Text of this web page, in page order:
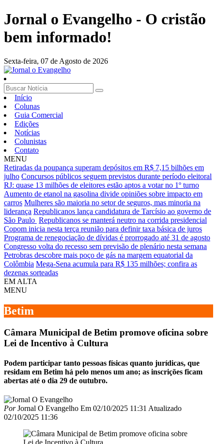
Jornal o Evangelho - O cristão
bem informado!
Sexta-feira, 07 de Agosto de 2026
Início
Colunas
Guia Comercial
Edições
Notícias
Colunistas
Contato
MENU
Retiradas da poupança superam depósitos em R$ 7,15 bilhões em
julho Concursos públicos seguem previstos durante período eleitoral
RJ: quase 13 milhões de eleitores estão aptos a votar no 1º turno
Aumento de etanol na gasolina divide opiniões sobre impacto em
carros Mulheres são maioria no setor de seguros, mas minoria na
liderança Republicanos lança candidatura de Tarcísio ao governo de
São Paulo Republicanos se manterá neutro na corrida presidencial
Copom inicia nesta terça reunião para definir taxa básica de juros
Programa de renegociação de dívidas é prorrogado até 31 de agosto
Congresso volta do recesso sem previsão de plenário nesta semana
Petrobras descobre mais poço de gás na margem equatorial da
Colômbia Mega-Sena acumula para R$ 135 milhões; confira as
dezenas sorteadas
EM ALTA
MENU
Betim
Câmara Municipal de Betim promove oficina sobre
Lei de Incentivo à Cultura
Podem participar tanto pessoas físicas quanto jurídicas, que
residam em Betim há pelo menos um ano; as inscrições ficam
abertas até o dia 29 de outubro.
PorJornal O Evangelho Em 02/10/2025 11:31 Atualizado
02/10/2025 11:36